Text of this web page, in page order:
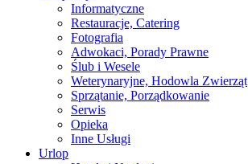
Informatyczne
Restauracje, Catering
Fotografia
Adwokaci, Porady Prawne
Ślub i Wesele
Weterynaryjne, Hodowla Zwierząt
Sprzątanie, Porządkowanie
Serwis
Opieka
Inne Usługi
Urlop